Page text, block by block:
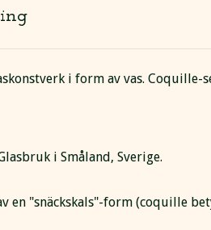
i form av vas.
i Småland, Sverige.
en "snäckskals"-form (coquille